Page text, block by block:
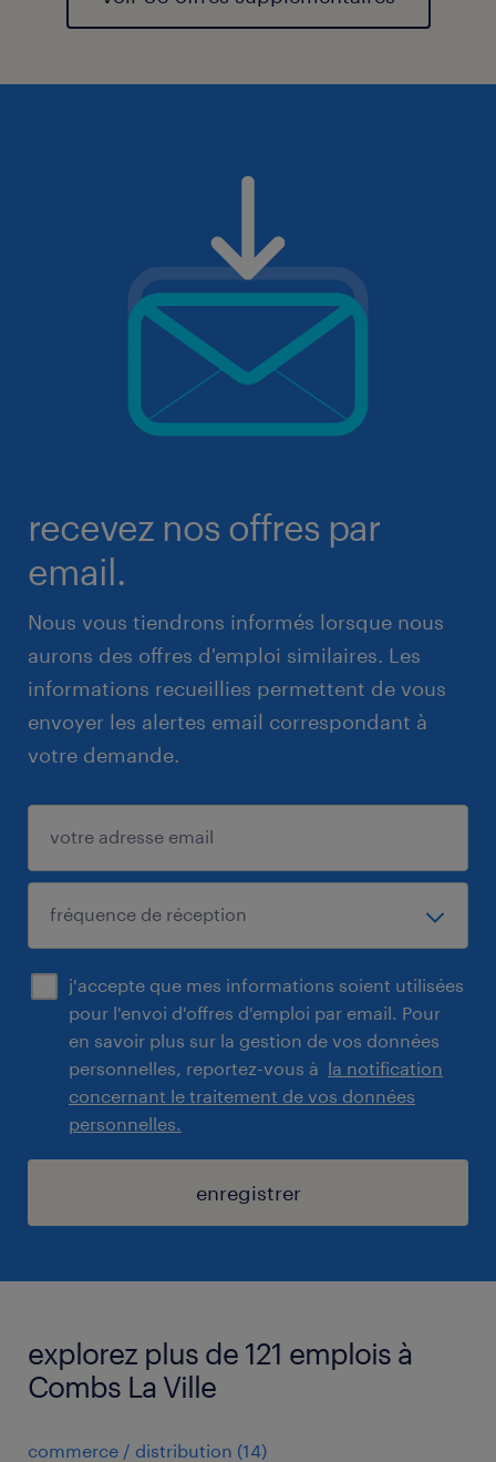
recevez nos offres par
email.
Nous vous tiendrons informés lorsque nous
aurons des offres d'emploi similaires. Les
informations recueillies permettent de vous
envoyer les alertes email correspondant à
votre demande.
j'accepte que mes informations soient utilisées
pour l'envoi d'offres d'emploi par email. Pour
en savoir plus sur la gestion de vos données
personnelles, reportez-vous à la notification
concernant le traitement de vos données
personnelles.
enregistrer
explorez plus de 121 emplois à
Combs La Ville
commerce / distribution (14)